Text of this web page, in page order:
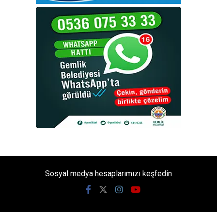
Sosyal medya hesaplarımızı keşfedin